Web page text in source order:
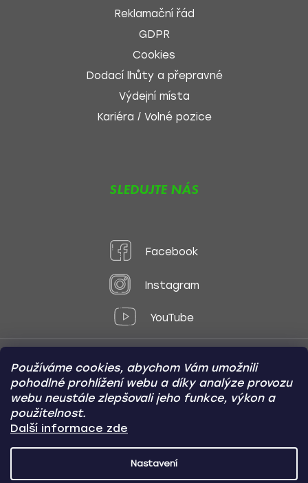
Používáme cookies, abychom Vám umožnili
pohodlné prohlížení webu a díky analýze provozu
webu neustále zlepšovali jeho funkce, výkon a
použitelnost.
Další informace zde
Nastavení
Reklamační řád
GDPR
Cookies
Dodací lhůty a přepravné
Výdejní místa
Kariéra / Volné pozice
SLEDUJTE NÁS
Facebook
Instagram
YouTube
Způsoby platby:
Online
Převod
Dobírka